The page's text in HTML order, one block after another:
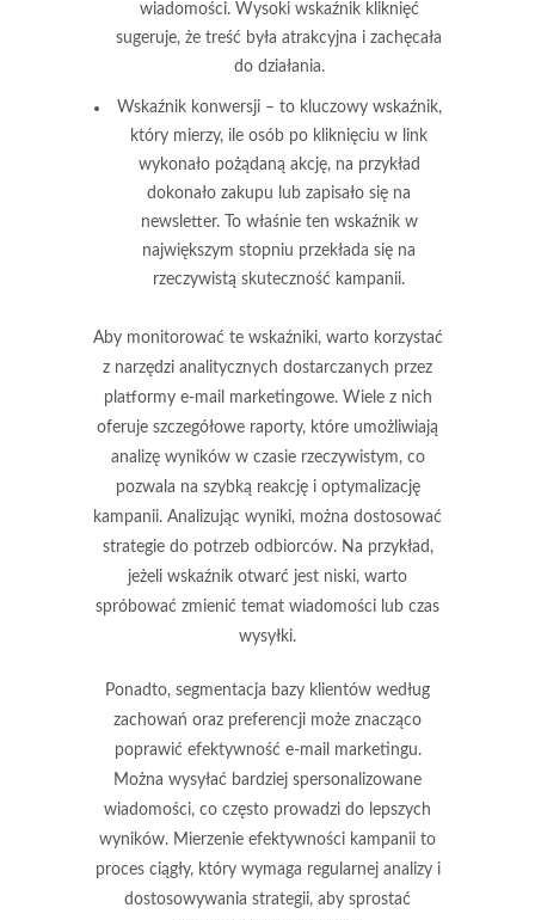
wiadomości. Wysoki wskaźnik kliknięć
sugeruje, że treść była atrakcyjna i zachęcała
do działania.
Wskaźnik konwersji– to kluczowy wskaźnik,
który mierzy, ile osób po kliknięciu w link
wykonało pożądaną akcję, na przykład
dokonało zakupu lub zapisało się na
newsletter. To właśnie ten wskaźnik w
największym stopniu przekłada się na
rzeczywistą skuteczność kampanii.
Aby monitorować te wskaźniki, warto korzystać
z narzędzi analitycznych dostarczanych przez
platformy e-mail marketingowe. Wiele z nich
oferuje szczegółowe raporty, które umożliwiają
analizę wyników w czasie rzeczywistym, co
pozwala na szybką reakcjęi optymalizację
kampanii. Analizując wyniki, można dostosować
strategie do potrzeb odbiorców. Na przykład,
jeżeli wskaźnik otwarć jest niski, warto
spróbować zmienić temat wiadomości lub czas
wysyłki.
Ponadto, segmentacja bazy klientów według
zachowań oraz preferencji może znacząco
poprawić efektywność e-mail marketingu.
Można wysyłać bardziej spersonalizowane
wiadomości, co często prowadzi do lepszych
wyników. Mierzenie efektywności kampanii to
proces ciągły, który wymaga regularnej analizy i
dostosowywania strategii, aby sprostać